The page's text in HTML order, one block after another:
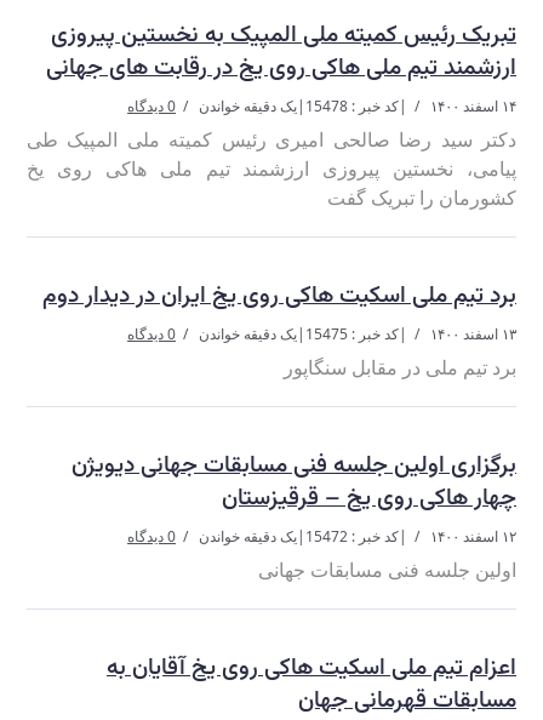
تبریک رئیس کمیته ملی المپیک به نخستین پیروزی
ارزشمند تیم ملی هاکی روی یخ در رقابت های جهانی
کد خبر : 15478 |یک دقیقه خواندن
دکتر سید رضا صالحی امیری رئیس کمیته ملی المپیک طی
پیامی، نخستین پیروزی ارزشمند تیم ملی هاکی روی یخ
کشورمان را تبریک گفت
برد تیم ملی اسکیت هاکی روی یخ ایران در دیدار دوم
کد خبر : 15475 |یک دقیقه خواندن
برد تیم ملی در مقابل سنگاپور
برگزاری اولین جلسه فنی مسابقات جهانی دیویژن
چهار هاکی روی یخ – قرقیزستان
کد خبر : 15472 |یک دقیقه خواندن
اولین جلسه فنی مسابقات جهانی
اعزام تیم ملی اسکیت هاکی روی یخ آقایان به
مسابقات قهرمانی جهان